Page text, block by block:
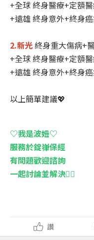
+全球 終身醫療+定額
+遠雄 終身意外+終身
2.新光終身重大傷病+
+全球 終身醫療+定額
+遠雄 終身意外+終身
以上簡單建議💖
♡我是波妞♡
服務於錠嵂保經
有問題歡迎諮詢
一起討論並解決✊🏻
讚